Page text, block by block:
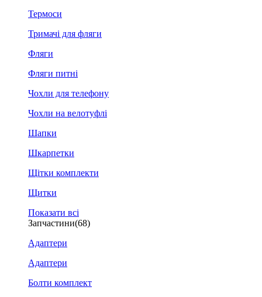
Термоси
Тримачі для фляги
Фляги
Фляги питні
Чохли для телефону
Чохли на велотуфлі
Шапки
Шкарпетки
Щітки комплекти
Щитки
Показати всі
Запчастини(68)
Адаптери
Адаптери
Болти комплект